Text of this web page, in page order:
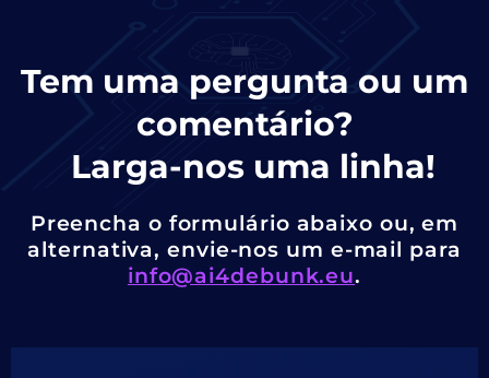
Tem uma pergunta ou um
comentário?
Larga-nos uma linha!
Preencha o formulário abaixo ou, em
alternativa, envie-nos um e-mail para
info@ai4debunk.eu.